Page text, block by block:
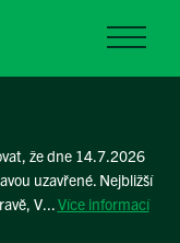
že dne 14.7.2026
uzavřené. Nejbližší
V...Více informací